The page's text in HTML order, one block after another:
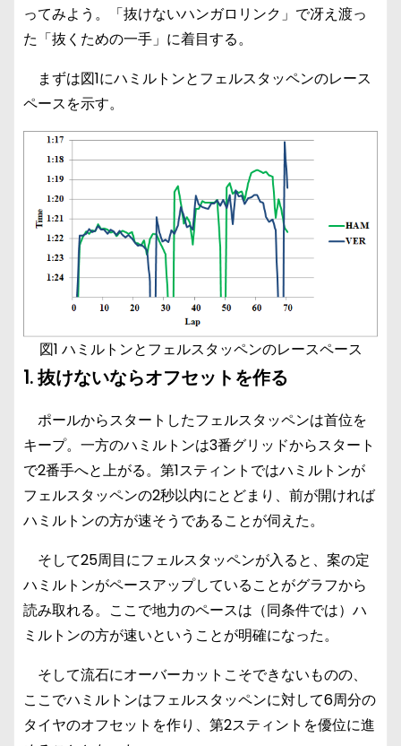
ってみよう。「抜けないハンガロリンク」で冴え渡っ
た「抜くための一手」に着目する。
まずは図1にハミルトンとフェルスタッペンのレース
ペースを示す。
図1 ハミルトンとフェルスタッペンのレースペース
1. 抜けないならオフセットを作る
ポールからスタートしたフェルスタッペンは首位を
キープ。一方のハミルトンは3番グリッドからスタート
で2番手へと上がる。第1スティントではハミルトンが
フェルスタッペンの2秒以内にとどまり、前が開ければ
ハミルトンの方が速そうであることが伺えた。
そして25周目にフェルスタッペンが入ると、案の定
ハミルトンがペースアップしていることがグラフから
読み取れる。ここで地力のペースは（同条件では）ハ
ミルトンの方が速いということが明確になった。
そして流石にオーバーカットこそできないものの、
ここでハミルトンはフェルスタッペンに対して6周分の
タイヤのオフセットを作り、第2スティントを優位に進